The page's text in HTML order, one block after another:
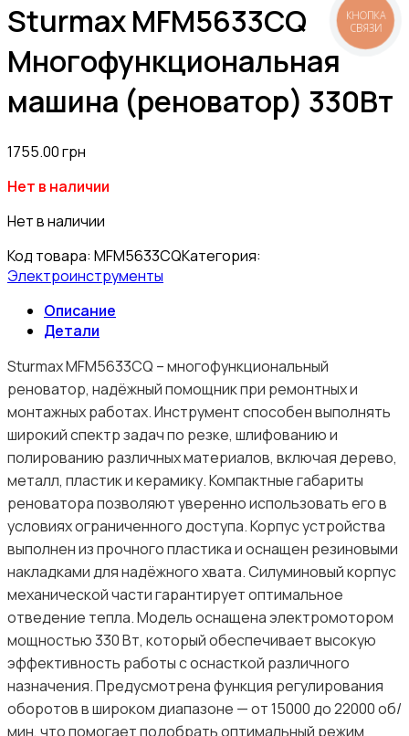
Sturmax MFM5633CQ
Многофункциональная
машина (реноватор) 330Вт
1755.00грн
Нет в наличии
Нет в наличии
Код товара: MFM5633CQКатегория:
Электроинструменты
Описание
Детали
Sturmax MFM5633CQ – многофункциональный
реноватор, надёжный помощник при ремонтных и
монтажных работах. Инструмент способен выполнять
широкий спектр задач по резке, шлифованию и
полированию различных материалов, включая дерево,
металл, пластик и керамику. Компактные габариты
реноватора позволяют уверенно использовать его в
условиях ограниченного доступа. Корпус устройства
выполнен из прочного пластика и оснащен резиновыми
накладками для надёжного хвата. Силуминовый корпус
механической части гарантирует оптимальное
отведение тепла. Модель оснащена электромотором
мощностью 330 Вт, который обеспечивает высокую
эффективность работы с оснасткой различного
назначения. Предусмотрена функция регулирования
оборотов в широком диапазоне — от 15000 до 22000 об/
мин, что помогает подобрать оптимальный режим
КНОПКА
СВЯЗИ